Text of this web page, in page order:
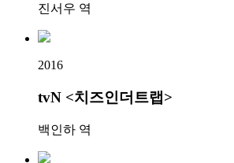
진서우 역
2016
tvN <치즈인더트랩>
백인하 역